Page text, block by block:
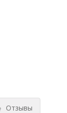
Отзывы